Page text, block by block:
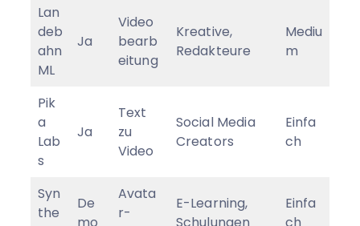
Lan
deb
ahn
ML
Ja
Video
bearb
eitung
Kreative,
Redakteure
Mediu
m
Pik
a
Lab
s
Ja
Text
zu
Video
Social Media
Creators
Einfa
ch
Syn
the
De
Avata
r-
E-Learning,
Einfa